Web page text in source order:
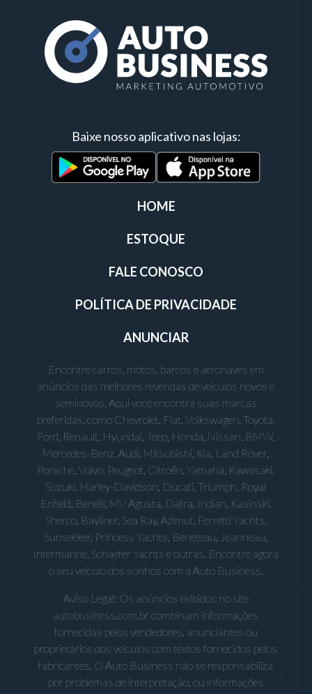
Baixe nosso aplicativo nas lojas:
HOME
ESTOQUE
FALE CONOSCO
POLÍTICA DE PRIVACIDADE
ANUNCIAR
Encontre carros, motos, barcos e aeronaves em
anúncios das melhores revendas de veículos novos e
seminovos. Aqui você encontra suas marcas
preferidas, como Chevrolet, Fiat, Volkswagen, Toyota,
Ford, Renault, Hyundai, Jeep, Honda, Nissan, BMW,
Mercedes-Benz, Audi, Mitsubishi, Kia, Land Rover,
Porsche, Volvo, Peugeot, Citroën, Yamaha, Kawasaki,
Suzuki, Harley-Davidson, Ducati, Triumph, Royal
Enfield, Benelli, MV Agusta, Dafra, Indian, Kasinski,
Sherco, Bayliner, Sea Ray, Azimut, Ferretti Yachts,
Sunseeker, Princess Yachts, Beneteau, Jeanneau,
Intermarine, Schaefer Yachts e outras. Encontre agora
o seu veículo dos sonhos com a Auto Business.
Aviso Legal: Os anúncios exibidos no site
autobusiness.com.br combinam informações
fornecidas pelos vendedores, anunciantes ou
proprietários dos veículos com textos fornecidos pelos
fabricantes. O Auto Business não se responsabiliza
por problemas de interpretação, ou informações